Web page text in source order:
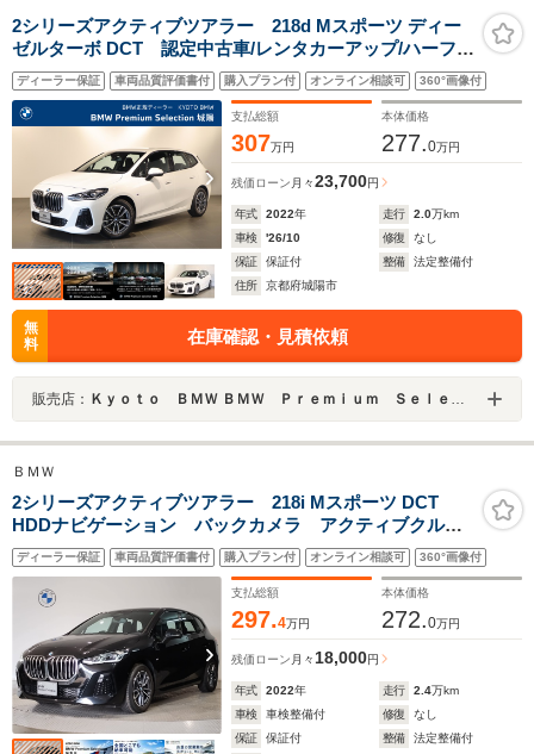
2シリーズアクティブツアラー 218d Mスポーツ ディー
ゼルターボ DCT 認定中古車/レンタカーアップ/ハーフレ
ザー/前席シートヒーター/ACC/オートマチックテールゲ
ート
ディーラー保証 車両品質評価書付 購入プラン付 オンライン相談可 360°画像付
支払総額
307万円
本体価格
277.0万円
残価ローン 月々23,700円
年式 2022年 走行 2.0万km
車検
'26/10 修復
なし
保証
保証付 整備
法定整備付
住所
京都府城陽市
無
料
在庫確認・見積依頼
販売店： Ｋｙｏｔｏ ＢＭＷ ＢＭＷ Ｐｒｅｍｉｕｍ Ｓｅｌｅｃｔｉｏｎ 城陽
ＢＭＷ
2シリーズアクティブツアラー 218i Mスポーツ DCT
HDDナビゲーション バックカメラ アクティブクルー
ズコントロール マルチファンクションステアリング
ミラー型ETC LEDヘッドライト シートヒーター ア
ンビエントライト
ディーラー保証 車両品質評価書付 購入プラン付 オンライン相談可 360°画像付
支払総額
297.4万円
本体価格
272.0万円
残価ローン 月々18,000円
年式 2022年 走行 2.4万km
車検
車検整備付 修復
なし
保証
保証付 整備
法定整備付